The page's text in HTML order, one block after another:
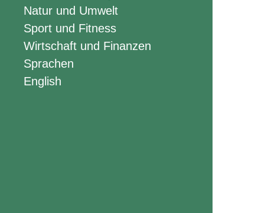
Natur und Umwelt
Sport und Fitness
Wirtschaft und Finanzen
Sprachen
English